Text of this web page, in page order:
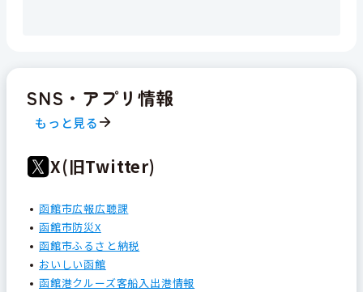
SNS・アプリ情報
もっと見る
X(旧Twitter)
函館市広報広聴課
函館市防災X
函館市ふるさと納税
おいしい函館
函館港クルーズ客船入出港情報